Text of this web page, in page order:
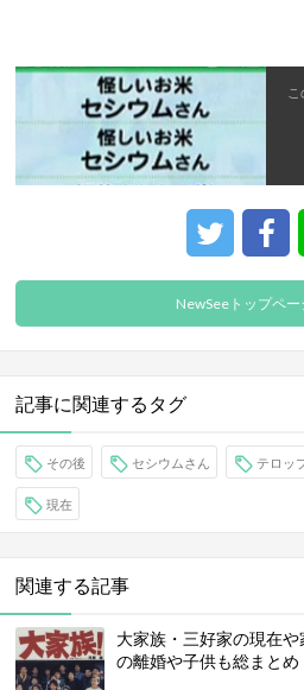
NewSeeトップペー
記事に関連するタグ
その後 セシウムさん テロッ
現在
関連する記事
大家族・三好家の現在
の離婚や子供も総まとめ